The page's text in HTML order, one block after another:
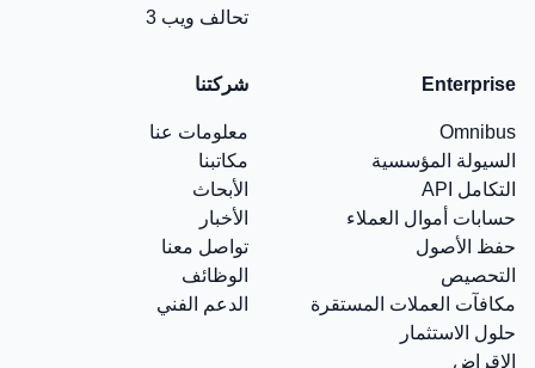
تحالف ويب 3
Enterprise
Omnibus
السيولة المؤسسية
التكامل API
حسابات أموال العملاء
حفظ الأصول
التحصيص
مكافآت العملات المستقرة
حلول الاستثمار
الإقراض
شركتنا
معلومات عنا
مكاتبنا
الأبحاث
الأخبار
تواصل معنا
الوظائف
الدعم الفني